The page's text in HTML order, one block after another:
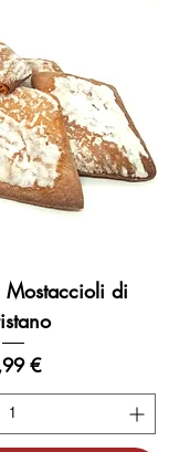
Mostaccioli di
€